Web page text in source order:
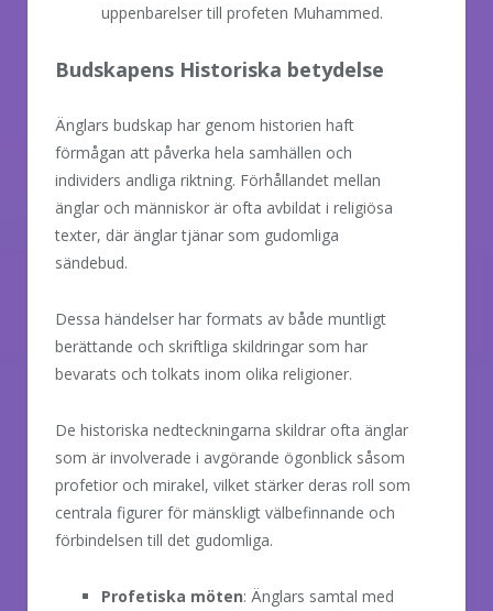
uppenbarelser till profeten Muhammed.
Budskapens Historiska betydelse
Änglars budskap har genom historien haft
förmågan att påverka hela samhällen och
individers andliga riktning. Förhållandet mellan
änglar och människor är ofta avbildat i religiösa
texter, där änglar tjänar som gudomliga
sändebud.
Dessa händelser har formats av både muntligt
berättande och skriftliga skildringar som har
bevarats och tolkats inom olika religioner.
De historiska nedteckningarna skildrar ofta änglar
som är involverade i avgörande ögonblick såsom
profetior och mirakel, vilket stärker deras roll som
centrala figurer för mänskligt välbefinnande och
förbindelsen till det gudomliga.
Profetiska möten: Änglars samtal med